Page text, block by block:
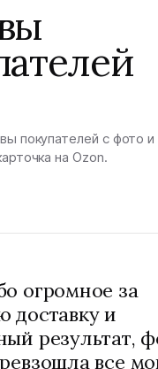
покупателей с фото и
на Ozon.
огромное за
доставку и
результат,
все